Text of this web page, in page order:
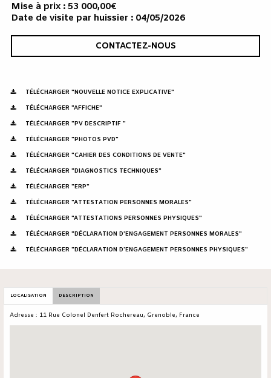
Mise à prix : 53 000,00€
Date de visite par huissier : 04/05/2026
CONTACTEZ-NOUS
TÉLÉCHARGER "NOUVELLE NOTICE EXPLICATIVE"
TÉLÉCHARGER "AFFICHE"
TÉLÉCHARGER "PV DESCRIPTIF "
TÉLÉCHARGER "PHOTOS PVD"
TÉLÉCHARGER "CAHIER DES CONDITIONS DE VENTE"
TÉLÉCHARGER "DIAGNOSTICS TECHNIQUES"
TÉLÉCHARGER "ERP"
TÉLÉCHARGER "ATTESTATION PERSONNES MORALES"
TÉLÉCHARGER "ATTESTATIONS PERSONNES PHYSIQUES"
TÉLÉCHARGER "DÉCLARATION D'ENGAGEMENT PERSONNES MORALES"
TÉLÉCHARGER "DÉCLARATION D'ENGAGEMENT PERSONNES PHYSIQUES"
LOCALISATION DESCRIPTION
Adresse : 11 Rue Colonel Denfert Rochereau, Grenoble, France